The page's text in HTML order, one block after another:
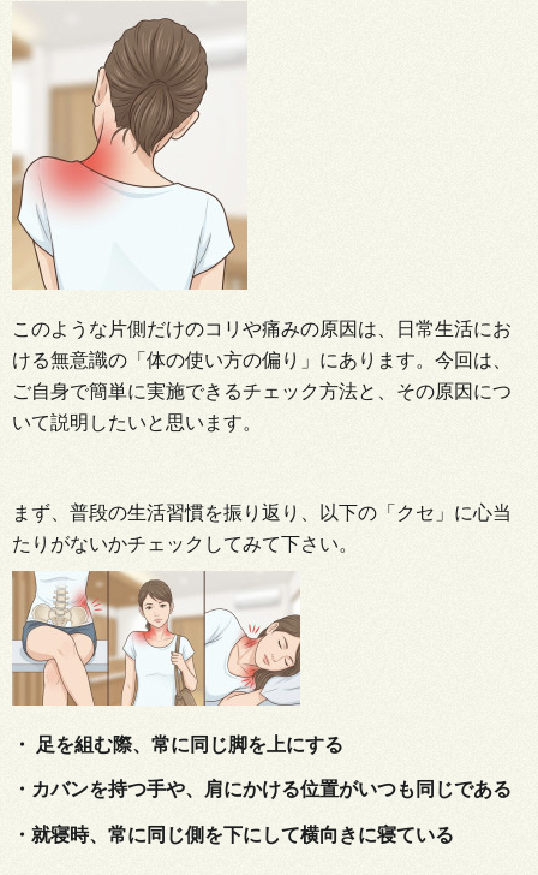
このような片側だけのコリや痛みの原因は、日常生活にお
ける無意識の「体の使い方の偏り」にあります。今回は、
ご自身で簡単に実施できるチェック方法と、その原因につ
いて説明したいと思います。
まず、普段の生活習慣を振り返り、以下の「クセ」に心当
たりがないかチェックしてみて下さい。
・ 足を組む際、常に同じ脚を上にする
・カバンを持つ手や、肩にかける位置がいつも同じである
・就寝時、常に同じ側を下にして横向きに寝ている